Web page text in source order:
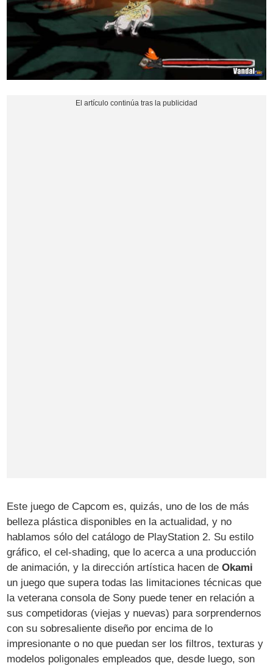
Este juego de Capcom es, quizás, uno de los de más
belleza plástica disponibles en la actualidad, y no
hablamos sólo del catálogo de PlayStation 2. Su estilo
gráfico, el cel-shading, que lo acerca a una producción
de animación, y la dirección artística hacen deOkami
un juego que supera todas las limitaciones técnicas que
la veterana consola de Sony puede tener en relación a
sus competidoras (viejas y nuevas) para sorprendernos
con su sobresaliente diseño por encima de lo
impresionante o no que puedan ser los filtros, texturas y
modelos poligonales empleados que, desde luego, son